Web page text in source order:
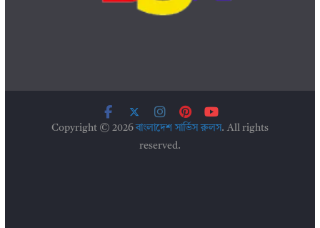
Copyright © 2026বাংলাদেশ সার্ভিস রুলস. All rights
reserved.